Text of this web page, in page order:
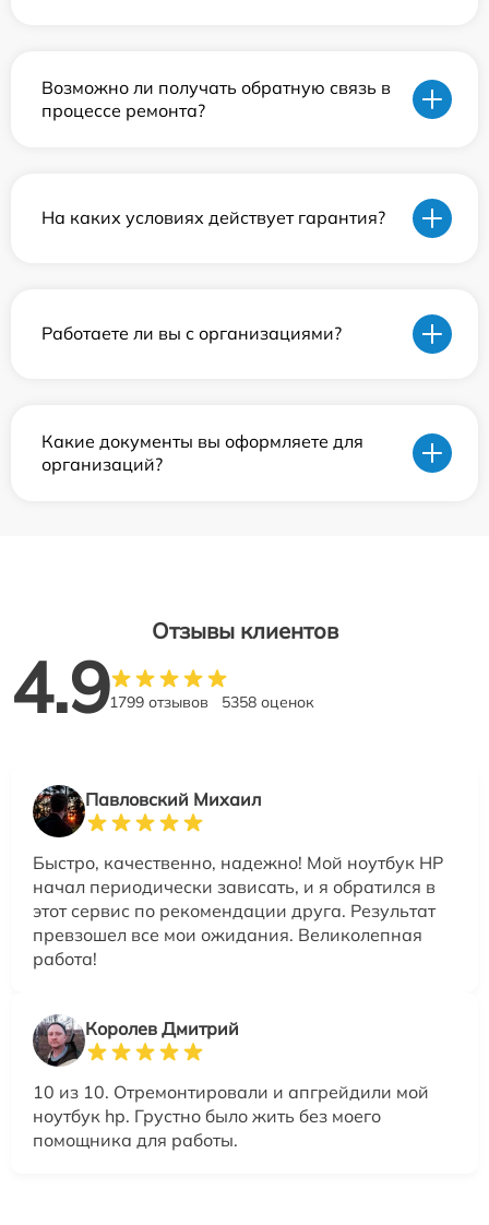
Возможно ли получать обратную связь в
процессе ремонта?
На каких условиях действует гарантия?
Работаете ли вы с организациями?
Какие документы вы оформляете для
организаций?
Отзывы клиентов
4.91799 отзывов 5358 оценок
Павловский Михаил
Быстро, качественно, надежно! Мой ноутбук HP
начал периодически зависать, и я обратился в
этот сервис по рекомендации друга. Результат
превзошел все мои ожидания. Великолепная
работа!
Королев Дмитрий
10 из 10. Отремонтировали и апгрейдили мой
ноутбук hp. Грустно было жить без моего
помощника для работы.